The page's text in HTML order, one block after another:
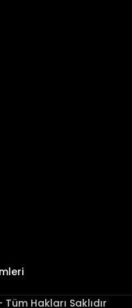
Hakları Saklıdır